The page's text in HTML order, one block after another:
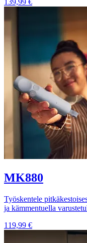
139,99 €
MK880
Työskentele
ja kämmentuella
119,99 €